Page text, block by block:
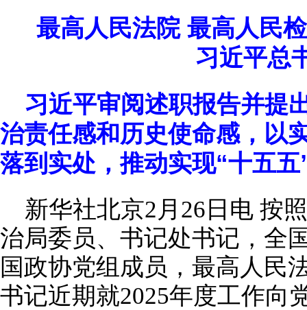
最高人民法院 最高人民
习近平总
习近平审阅述职报告并提
治责任感和历史使命感，以
落到实处，推动实现“十五
新华社北京2月26日电 按
治局委员、书记处书记，全
国政协党组成员，最高人民
书记近期就2025年度工作向